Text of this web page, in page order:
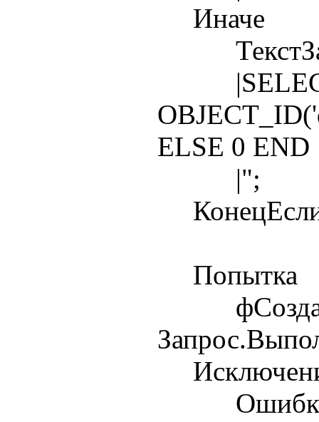
Иначе
|SELECT
ELSE 0 END
|";
Попытка